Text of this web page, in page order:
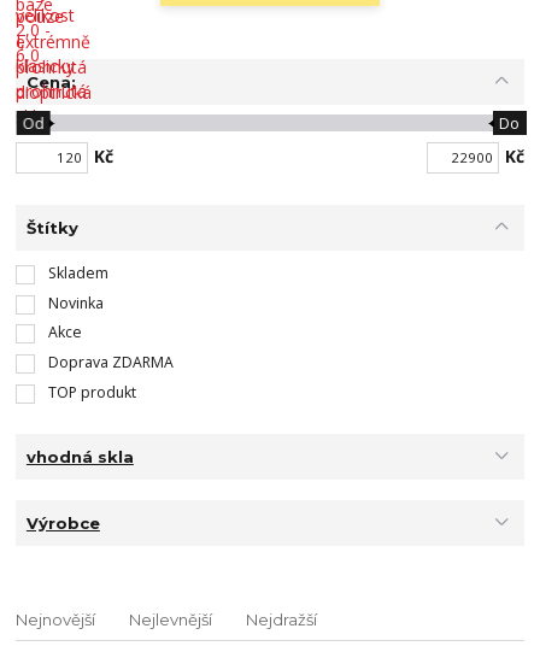
Cena:
Kč
Od Do
Kč
Štítky
Skladem
Novinka
Akce
Doprava ZDARMA
TOP produkt
vhodná skla
Výrobce
Nejnovější Nejlevnější Nejdražší